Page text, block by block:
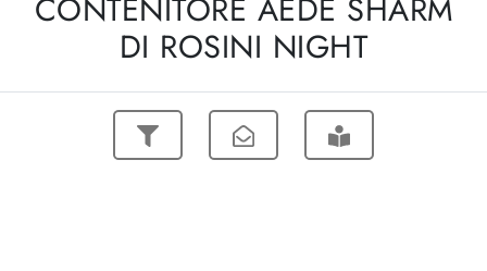
CONTENITORE AEDE SHARM
DI ROSINI NIGHT